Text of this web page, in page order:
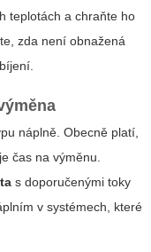
teplotách a chraňte ho
zda není obnažená
náplně. Obecně platí,
čas na výměnu.
s doporučenými toky
v systémech, které